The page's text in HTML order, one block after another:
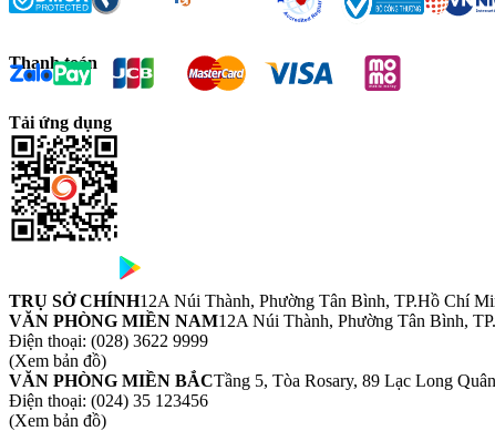
Thanh toán
Tải ứng dụng
TRỤ SỞ CHÍNH12A Núi Thành, Phường Tân Bình, TP.Hồ Chí
VĂN PHÒNG MIỀN NAM12A Núi Thành, Phường Tân Bình,
Điện thoại: (028) 3622 9999
(Xem bản đồ)
VĂN PHÒNG MIỀN BẮCTầng 5, Tòa Rosary, 89 Lạc Long
Điện thoại: (024) 35 123456
(Xem bản đồ)